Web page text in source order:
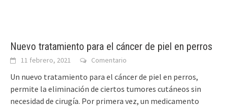
Nuevo tratamiento para el cáncer de piel en perros
11 febrero, 2021 Comentario
Un nuevo tratamiento para el cáncer de piel en perros,
permite la eliminación de ciertos tumores cutáneos sin
necesidad de cirugía. Por primera vez, un medicamento